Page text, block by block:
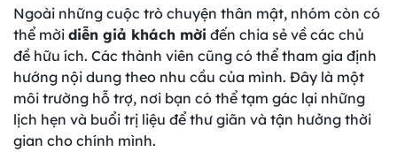
Ngoài những cuộc trò chuyện thân mật, nhóm còn có
thể mời diễn giả khách mời đến chia sẻ về các chủ
đề hữu ích. Các thành viên cũng có thể tham gia định
hướng nội dung theo nhu cầu của mình. Đây là một
môi trường hỗ trợ, nơi bạn có thể tạm gác lại những
lịch hẹn và buổi trị liệu để thư giãn và tận hưởng thời
gian cho chính mình.